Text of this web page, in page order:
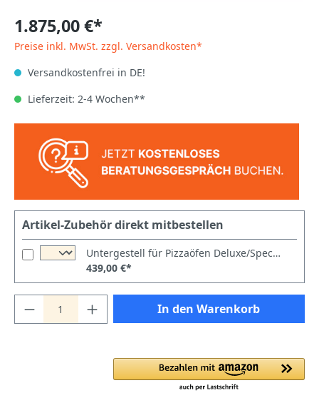
1.875,00 €*
Preise inkl. MwSt. zzgl. Versandkosten*
Versandkostenfrei in DE!
Lieferzeit: 2-4 Wochen**
Artikel-Zubehör direkt mitbestellen
Untergestell für Pizzaöfen Deluxe/Special/Power/Italia/Master 9
439,00 €*
In den Warenkorb